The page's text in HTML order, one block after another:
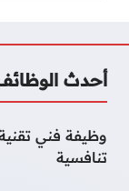
أحدث
وظيفة فني
تنافسية